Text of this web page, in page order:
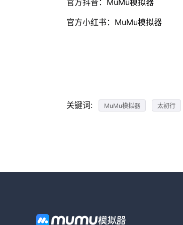
官方抖音：MuMu模拟器
官方小红书：MuMu模拟器
关键词: MuMu模拟器 太初行